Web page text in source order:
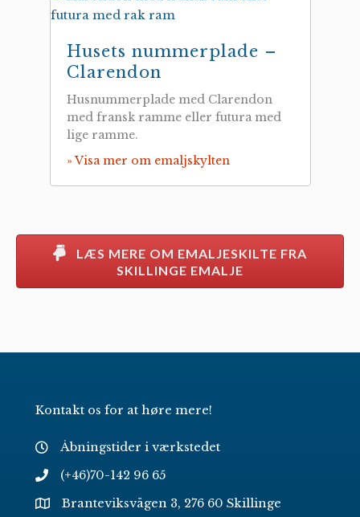
Husets nummerplade –
Clarendon
Husnummerplade med Clarendon
med fransk ramme eller futura med
lige ramme.
» Visa mer om emaljskylten
LÆS MERE OM EMALJESKILTE FRA
SKILLINGE EMALJE
Kontakt os for at høre mere!
Åbningstider i værkstedet
(+46)70-142 96 65
Branteviksvägen 3, 276 60 Skillinge